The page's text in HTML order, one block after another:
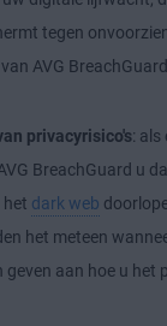
tegen
AVG
privacyrisico's: als
BreachGuard u
het dark web
het meteen
geven aan hoe u het